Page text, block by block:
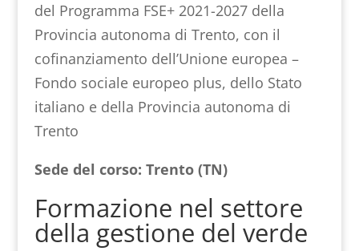
del Programma FSE+ 2021-2027 della
Provincia autonoma di Trento, con il
cofinanziamento dell’Unione europea –
Fondo sociale europeo plus, dello Stato
italiano e della Provincia autonoma di
Trento
Sede del corso: Trento (TN)
Formazione nel settore
della gestione del verde